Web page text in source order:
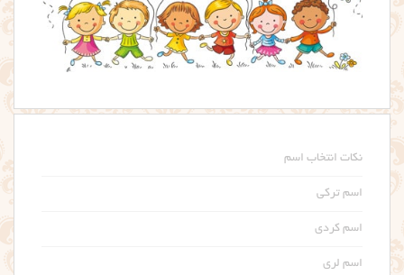
نکات انتخاب اسم
اسم ترکی
اسم کردی
اسم لری